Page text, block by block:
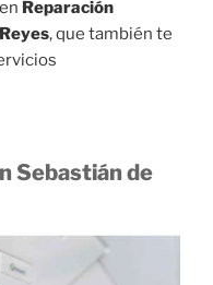
Reparación
, que también te
Sebastián de